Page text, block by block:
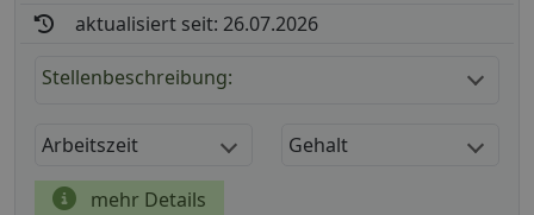
aktualisiert seit: 26.07.2026
Stellenbeschreibung:
Arbeitszeit Gehalt
mehr Details